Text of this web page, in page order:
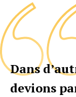
Dans
devions